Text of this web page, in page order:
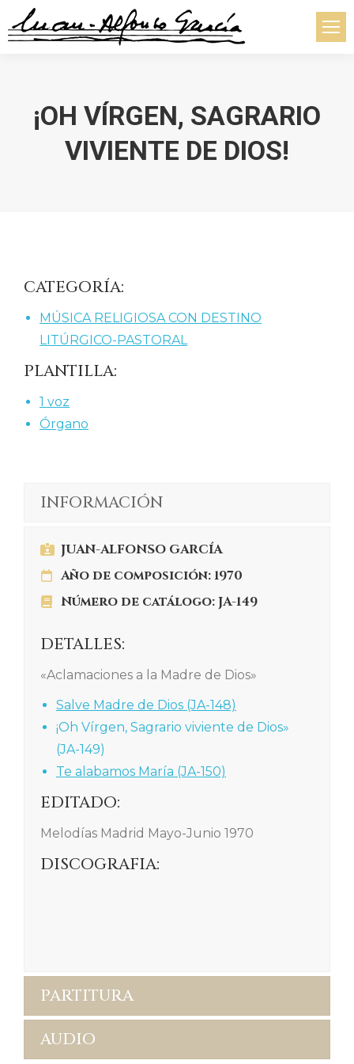
¡OH VÍRGEN, SAGRARIO
VIVIENTE DE DIOS!
CATEGORÍA:
MÚSICA RELIGIOSA CON DESTINO
LITÚRGICO-PASTORAL
PLANTILLA:
1 voz
Órgano
INFORMACIÓN
JUAN-ALFONSO GARCÍA
Año de composición: 1970
Número de catálogo: JA-149
DETALLES:
«Aclamaciones a la Madre de Dios»
Salve Madre de Dios (JA-148)
¡Oh Vírgen, Sagrario viviente de Dios»
(JA-149)
Te alabamos María (JA-150)
EDITADO:
Melodías Madrid Mayo-Junio 1970
DISCOGRAFIA:
PARTITURA
AUDIO